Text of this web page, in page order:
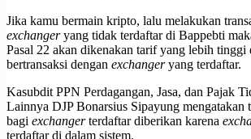
Jika kamu bermain kripto, lalu melakukan
exchangeryang tidak terdaftar di Bappebti
Pasal 22 akan dikenakan tarif yang lebih tinggi
bertransaksi dengan exchangeryang terdaftar.
Kasubdit PPN Perdagangan, Jasa, dan Pajak
Lainnya DJP Bonarsius Sipayung mengatakan
bagi exchangerterdaftar diberikan karena
terdaftar di dalam sistem.